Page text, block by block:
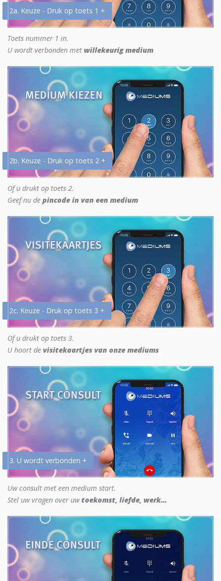
2a. Keuze - Druk op toets 1 +
Toets nummer 1 in.
U wordt verbonden met willekeurig medium
2b. Keuze - Druk op toets 2 +
Of u drukt op toets 2.
Geef nu de pincode in van een medium
2c. Keuze - Druk op toets 3 +
Of u drukt op toets 3.
U hoort de visitekaartjes van onze mediums
3. U wordt verbonden +
Uw consult met een medium start.
Stel uw vragen over uwtoekomst, liefde, werk...